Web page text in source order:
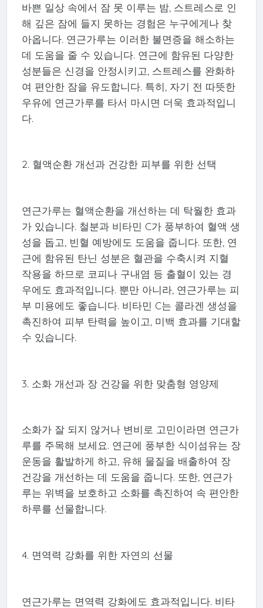
바쁜 일상 속에서 잠 못 이루는 밤, 스트레스로 인
해 깊은 잠에 들지 못하는 경험은 누구에게나 찾
아옵니다. 연근가루는 이러한 불면증을 해소하는
데 도움을 줄 수 있습니다. 연근에 함유된 다양한
성분들은 신경을 안정시키고, 스트레스를 완화하
여 편안한 잠을 유도합니다. 특히, 자기 전 따뜻한
우유에 연근가루를 타서 마시면 더욱 효과적입니
다.
2. 혈액순환 개선과 건강한 피부를 위한 선택
연근가루는 혈액순환을 개선하는 데 탁월한 효과
가 있습니다. 철분과 비타민 C가 풍부하여 혈액 생
성을 돕고, 빈혈 예방에도 도움을 줍니다. 또한, 연
근에 함유된 탄닌 성분은 혈관을 수축시켜 지혈
작용을 하므로 코피나 구내염 등 출혈이 있는 경
우에도 효과적입니다. 뿐만 아니라, 연근가루는 피
부 미용에도 좋습니다. 비타민 C는 콜라겐 생성을
촉진하여 피부 탄력을 높이고, 미백 효과를 기대할
수 있습니다.
3. 소화 개선과 장 건강을 위한 맞춤형 영양제
소화가 잘 되지 않거나 변비로 고민이라면 연근가
루를 주목해 보세요. 연근에 풍부한 식이섬유는 장
운동을 활발하게 하고, 유해 물질을 배출하여 장
건강을 개선하는 데 도움을 줍니다. 또한, 연근가
루는 위벽을 보호하고 소화를 촉진하여 속 편안한
하루를 선물합니다.
4. 면역력 강화를 위한 자연의 선물
연근가루는 면역력 강화에도 효과적입니다. 비타